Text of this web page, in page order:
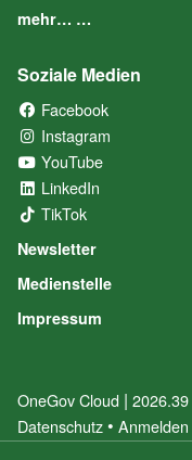
mehr… …
Soziale Medien
Facebook
Instagram
YouTube
LinkedIn
TikTok
Newsletter
Medienstelle
Impressum
OneGov Cloud (External
| 2026.39
Datenschutz (External Link)
Anmelden